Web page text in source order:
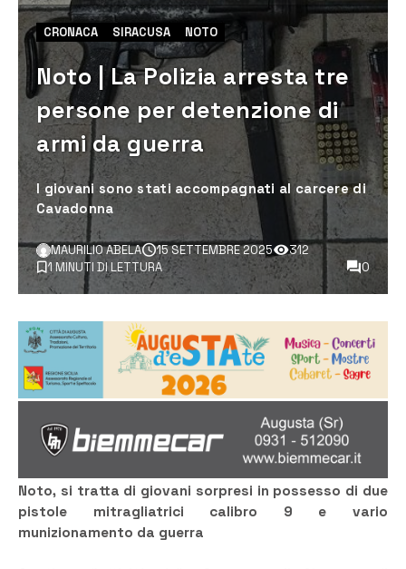
CRONACA SIRACUSA NOTO
Noto | La Polizia arresta tre
persone per detenzione di
armi da guerra
I giovani sono stati accompagnati al carcere di
Cavadonna
MAURILIO ABELA 15 SETTEMBRE 2025
312
1 MINUTI DI LETTURA
0
Noto, si tratta di giovani sorpresi in possesso di due
pistole mitragliatrici calibro 9 e vario
munizionamento da guerra